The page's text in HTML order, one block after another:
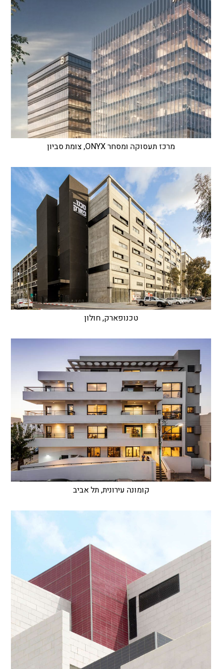
מרכז תעסוקה ומסחר ONYX, צומת סביון
טכנופארק, חולון
קומונה עירונית, תל אביב